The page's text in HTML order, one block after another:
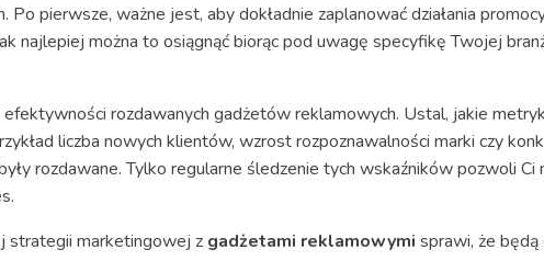
pierwsze, ważne jest, aby dokładnie zaplanować działania
najlepiej można to osiągnąć biorąc pod uwagę specyfikę Twojej
rozdawanych gadżetów reklamowych. Ustal, jakie
liczba nowych klientów, wzrost rozpoznawalności marki czy
rozdawane. Tylko regularne śledzenie tych wskaźników pozwoli Ci
strategii marketingowej z gadżetami reklamowymi sprawi, że